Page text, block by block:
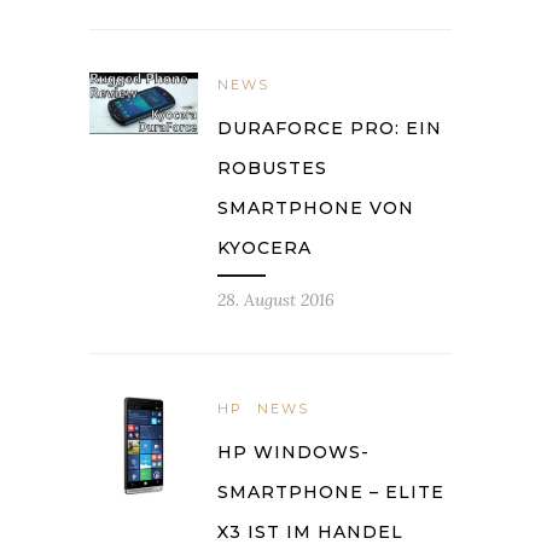
NEWS
DURAFORCE PRO: EIN
ROBUSTES
SMARTPHONE VON
KYOCERA
28. August 2016
HP NEWS
HP WINDOWS-
SMARTPHONE – ELITE
X3 IST IM HANDEL